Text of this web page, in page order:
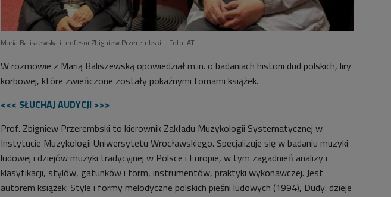
Maria Baliszewska i profesor Zbigniew Przerembski Foto: AT
W rozmowie z Marią Baliszewską opowiedział m.in. o badaniach historii dud polskich, liry
korbowej, które zwieńczone zostały pokaźnymi tomami książek.
<<< SŁUCHAJ AUDYCJI >>>
Prof. Zbigniew Przerembski to kierownik Zakładu Muzykologii Systematycznej w
Instytucie Muzykologii Uniwersytetu Wrocławskiego. Specjalizuje się w badaniu muzyki
ludowej i dziejów muzyki tradycyjnej w Polsce i Europie, w tym zagadnień analizy i
klasyfikacji, stylów, gatunków i form, instrumentów, praktyki wykonawczej. Jest
autorem książek: Style i formy melodyczne polskich pieśni ludowych (1994), Dudy: dzieje